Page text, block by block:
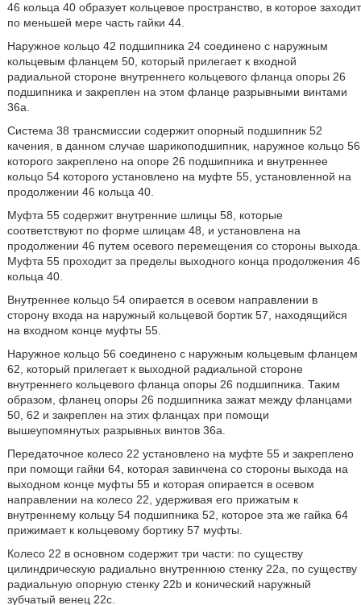
46 кольца 40 образует кольцевое пространство, в которое заходит
по меньшей мере часть гайки 44.
Наружное кольцо 42 подшипника 24 соединено с наружным
кольцевым фланцем 50, который прилегает к входной
радиальной стороне внутреннего кольцевого фланца опоры 26
подшипника и закреплен на этом фланце разрывными винтами
36а.
Система 38 трансмиссии содержит опорный подшипник 52
качения, в данном случае шарикоподшипник, наружное кольцо 56
которого закреплено на опоре 26 подшипника и внутреннее
кольцо 54 которого установлено на муфте 55, установленной на
продолжении 46 кольца 40.
Муфта 55 содержит внутренние шлицы 58, которые
соответствуют по форме шлицам 48, и установлена на
продолжении 46 путем осевого перемещения со стороны выхода.
Муфта 55 проходит за пределы выходного конца продолжения 46
кольца 40.
Внутреннее кольцо 54 опирается в осевом направлении в
сторону входа на наружный кольцевой бортик 57, находящийся
на входном конце муфты 55.
Наружное кольцо 56 соединено с наружным кольцевым фланцем
62, который прилегает к выходной радиальной стороне
внутреннего кольцевого фланца опоры 26 подшипника. Таким
образом, фланец опоры 26 подшипника зажат между фланцами
50, 62 и закреплен на этих фланцах при помощи
вышеупомянутых разрывных винтов 36а.
Передаточное колесо 22 установлено на муфте 55 и закреплено
при помощи гайки 64, которая завинчена со стороны выхода на
выходном конце муфты 55 и которая опирается в осевом
направлении на колесо 22, удерживая его прижатым к
внутреннему кольцу 54 подшипника 52, которое эта же гайка 64
прижимает к кольцевому бортику 57 муфты.
Колесо 22 в основном содержит три части: по существу
цилиндрическую радиально внутреннюю стенку 22а, по существу
радиальную опорную стенку 22b и конический наружный
зубчатый венец 22с.